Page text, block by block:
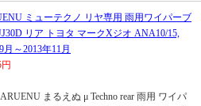
ミューテクノ リヤ専用 雨用ワイパーブ
リア トヨタ マークXジオ ANA10/15,
月～2013年11月
まるえぬ μ Techno rear 雨用 ワイパ